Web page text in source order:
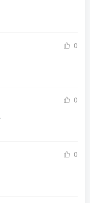
0
0
0